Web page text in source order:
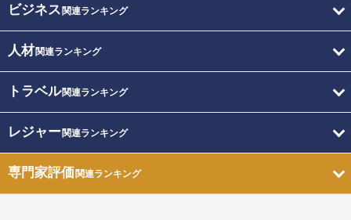
ビジネス 関連ランキング
人材関連ランキング
トラベル関連ランキング
レジャー関連ランキング
専門家評価関連ランキング